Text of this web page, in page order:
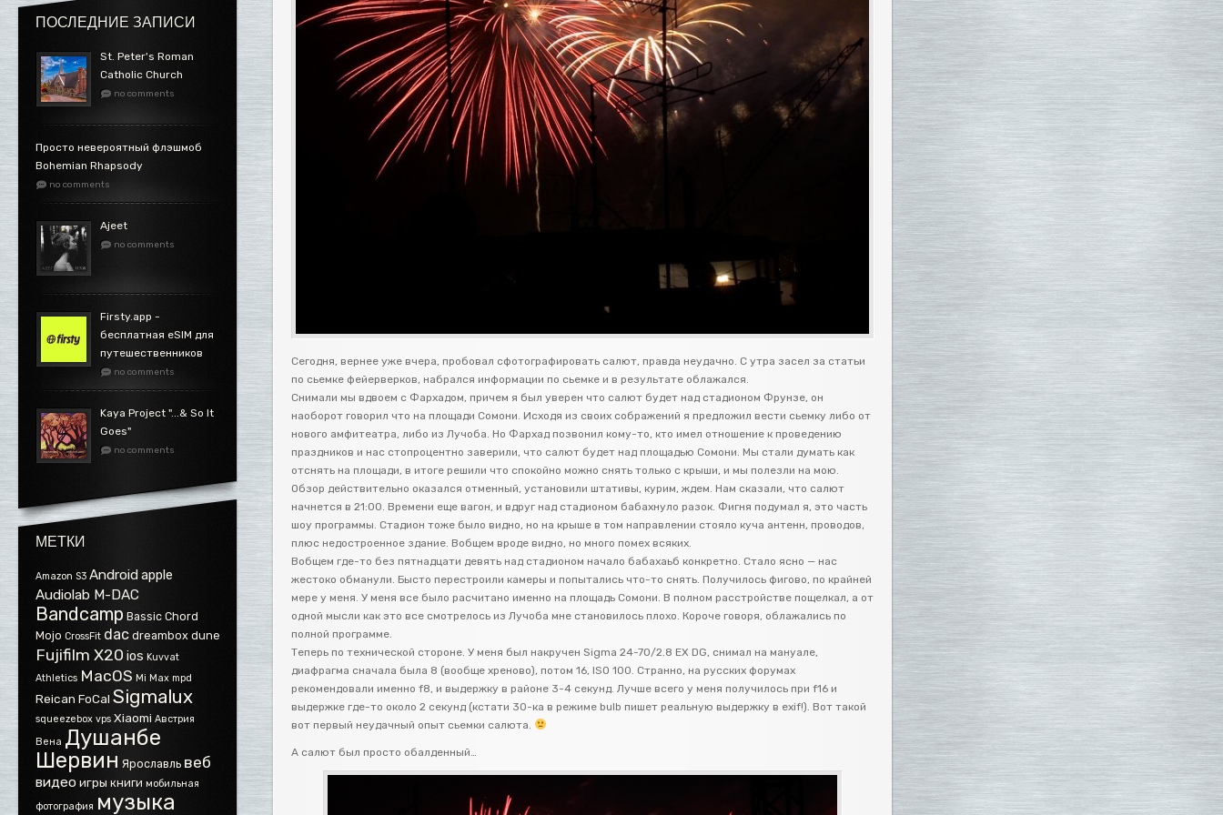
ПОСЛЕДНИЕ ЗАПИСИ
St. Peter's Roman
Catholic Church
no comments
Просто невероятный флэшмоб
Bohemian Rhapsody
no comments
Ajeet
no comments
Firsty.app -
бесплатная eSIM для
путешественников
no comments
Kaya Project ".​.​.​& So It
Goes"
no comments
МЕТКИ
Amazon S3 Androidapple
Audiolab M-DAC
Bandcamp Bassic Chord
Mojo CrossFit dac dreambox dune
Fujifilm X20 ios Kuvvat
Athletics MacOS Mi Max mpd
Reican FoCal Sigmalux
squeezebox vps Xiaomi Австрия
Вена Душанбе
Шервин Ярославль веб
видеоигры книги мобильная
фотография музыка
Сегодня, вернее уже вчера, пробовал сфотографировать салют, правда неудачно. С утра засел за статьи
по сьемке фейерверков, набрался информации по сьемке и в результате облажался.
Снимали мы вдвоем с Фархадом, причем я был уверен что салют будет над стадионом Фрунзе, он
наоборот говорил что на площади Сомони. Исходя из своих сображений я предложил вести сьемку либо от
нового амфитеатра, либо из Лучоба. Но Фархад позвонил кому-то, кто имел отношение к проведению
праздников и нас стопроцентно заверили, что салют будет над площадью Сомони. Мы стали думать как
отснять на площади, в итоге решили что спокойно можно снять только с крыши, и мы полезли на мою.
Обзор действительно оказался отменный, установили штативы, курим, ждем. Нам сказали, что салют
начнется в 21:00. Времени еще вагон, и вдруг над стадионом бабахнуло разок. Фигня подумал я, это часть
шоу программы. Стадион тоже было видно, но на крыше в том направлении стояло куча антенн, проводов,
плюс недостроенное здание. Вобщем вроде видно, но много помех всяких.
Вобщем где-то без пятнадцати девять над стадионом начало бабахаьб конкретно. Стало ясно — нас
жестоко обманули. Бысто перестроили камеры и попытались что-то снять. Получилось фигово, по крайней
мере у меня. У меня все было расчитано именно на площадь Сомони. В полном расстройстве пощелкал, а от
одной мысли как это все смотрелось из Лучоба мне становилось плохо. Короче говоря, облажались по
полной программе.
Теперь по технической стороне. У меня был накручен Sigma 24-70/2.8 EX DG, снимал на мануале,
диафрагма сначала была 8 (вообще хреново), потом 16, ISO 100. Странно, на русских форумах
рекомендовали именно f8, и выдержку в районе 3-4 секунд. Лучше всего у меня получилось при f16 и
выдержке где-то около 2 секунд (кстати 30-ка в режиме bulb пишет реальную выдержку в exif!). Вот такой
вот первый неудачный опыт сьемки салюта.
А салют был просто обалденный…